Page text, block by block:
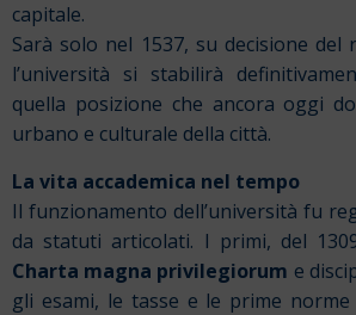
capitale.
Sarà solo nel 1537, su decisione del
l’università si stabilirà
quella posizione che ancora oggi
urbano e culturale della città.
La vita accademica nel tempo
Il funzionamento dell’università fu
da statuti articolati. I primi, del
Charta magna privilegiorum e
gli esami, le tasse e le prime norme